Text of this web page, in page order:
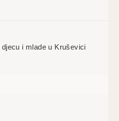
i mlade u Kruševici